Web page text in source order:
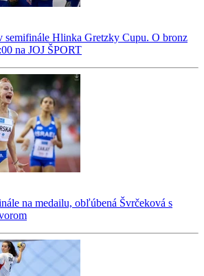
semifinále Hlinka Gretzky Cupu. O bronz
na JOJ ŠPORT
na medailu, obľúbená Švrčeková s